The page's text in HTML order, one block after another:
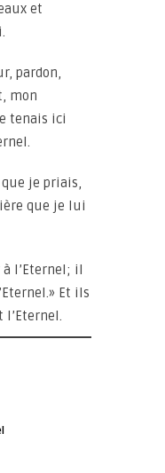
et
pardon,
mon
tenais ici
je priais,
que je lui
l’Eternel; il
Et ils
l’Eternel.